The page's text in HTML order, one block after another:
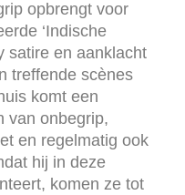
opbrengt voor
‘Indische
satire en aanklacht
treffende scènes
komt een
van onbegrip,
en regelmatig ook
hij in deze
komen ze tot